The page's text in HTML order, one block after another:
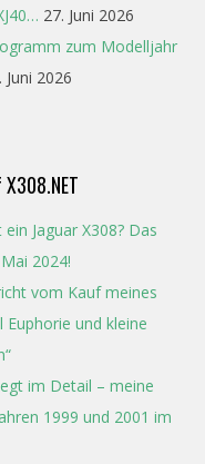
27. Juni 2026
zum Modelljahr
Juni 2026
Jaguar X308? Das
2024!
vom Kauf meines
Euphorie und kleine
im Detail – meine
1999 und 2001 im